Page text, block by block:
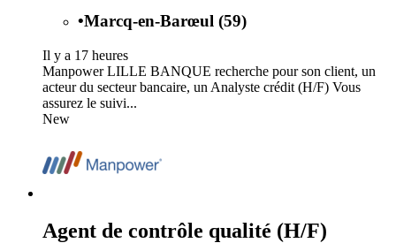
•Marcq-en-Barœul (59)
Il y a 17 heures
Manpower LILLE BANQUE recherche pour son client, un
acteur du secteur bancaire, un Analyste crédit (H/F) Vous
assurez le suivi...
New
Agent de contrôle qualité (H/F)